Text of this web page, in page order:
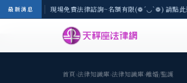
最新消息
地區-8/3(一) 現場免費法律諮詢~名額有限(❁´◡`❁) 請點此
首頁›法律知識庫›法律知識庫›離婚/監護